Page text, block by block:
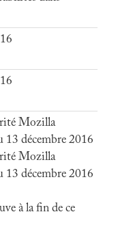
Mozilla
13 décembre 2016
Mozilla
13 décembre 2016
à la fin de ce